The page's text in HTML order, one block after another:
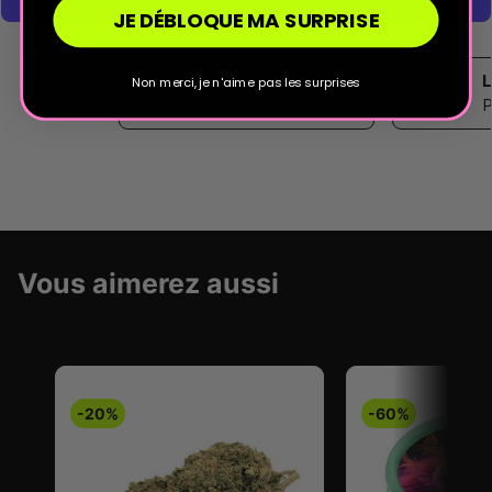
Paiement sécurisé
Vous aimerez aussi
-20% -60%
JE DÉBLOQUE MA SURPRISE
Non merci, je n'aime pas les surprises